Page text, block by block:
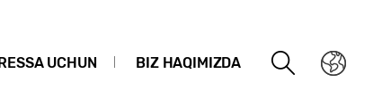
UCHUN BIZ HAQIMIZDA